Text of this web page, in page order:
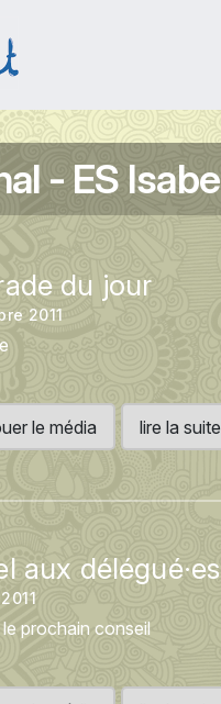
- ES
du jour
2011
le média lire la
aux délégué·es
prochain conseil